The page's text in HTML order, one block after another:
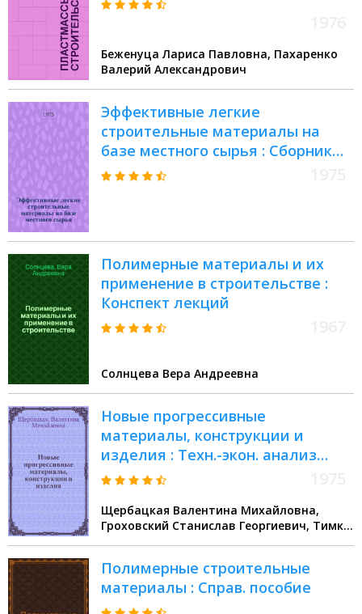
Беженуца Лариса Павловна, Пахаренко
Валерий Александрович
Эффективные легкие
строительные материалы на
базе местного сырья : Сборник
статей
Полимерные материалы и их
применение в строительстве :
Конспект лекций
Солнцева Вера Андреевна
Новые прогрессивные
материалы, конструкции и
изделия : Техн.-экон. анализ
применения полимерных
Щербацкая Валентина Михайловна,
Гроховский Станислав Георгиевич, Тимко
Полимерные строительные
материалы : Справ. пособие